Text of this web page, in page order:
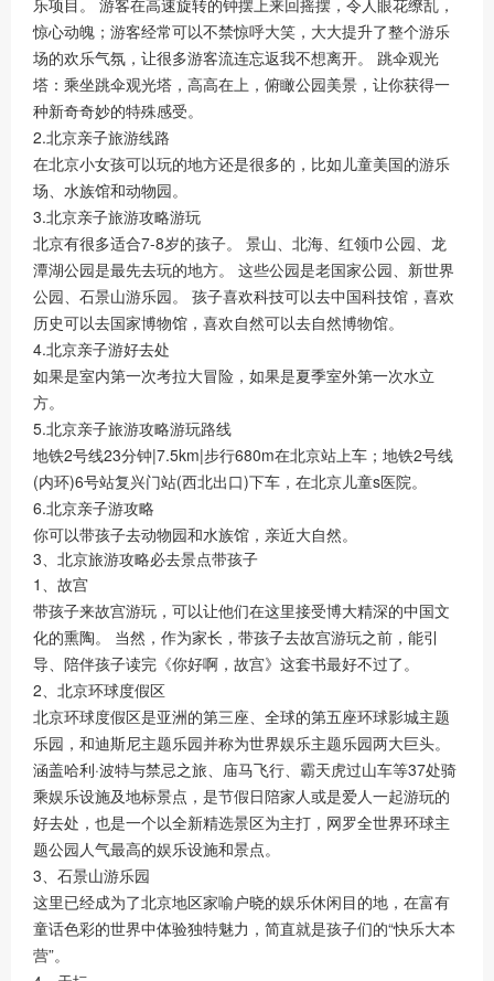
乐项目。 游客在高速旋转的钟摆上来回摇摆，令人眼花缭乱，
惊心动魄；游客经常可以不禁惊呼大笑，大大提升了整个游乐
场的欢乐气氛，让很多游客流连忘返我不想离开。 跳伞观光
塔：乘坐跳伞观光塔，高高在上，俯瞰公园美景，让你获得一
种新奇奇妙的特殊感受。
2.北京亲子旅游线路
在北京小女孩可以玩的地方还是很多的，比如儿童美国的游乐
场、水族馆和动物园。
3.北京亲子旅游攻略游玩
北京有很多适合7-8岁的孩子。 景山、北海、红领巾公园、龙
潭湖公园是最先去玩的地方。 这些公园是老国家公园、新世界
公园、石景山游乐园。 孩子喜欢科技可以去中国科技馆，喜欢
历史可以去国家博物馆，喜欢自然可以去自然博物馆。
4.北京亲子游好去处
如果是室内第一次考拉大冒险，如果是夏季室外第一次水立
方。
5.北京亲子旅游攻略游玩路线
地铁2号线23分钟|7.5km|步行680m在北京站上车；地铁2号线
(内环)6号站复兴门站(西北出口)下车，在北京儿童s医院。
6.北京亲子游攻略
你可以带孩子去动物园和水族馆，亲近大自然。
3、北京旅游攻略必去景点带孩子
1、故宫
带孩子来故宫游玩，可以让他们在这里接受博大精深的中国文
化的熏陶。 当然，作为家长，带孩子去故宫游玩之前，能引
导、陪伴孩子读完《你好啊，故宫》这套书最好不过了。
2、北京环球度假区
北京环球度假区是亚洲的第三座、全球的第五座环球影城主题
乐园，和迪斯尼主题乐园并称为世界娱乐主题乐园两大巨头。
涵盖哈利·波特与禁忌之旅、庙马飞行、霸天虎过山车等37处骑
乘娱乐设施及地标景点，是节假日陪家人或是爱人一起游玩的
好去处，也是一个以全新精选景区为主打，网罗全世界环球主
题公园人气最高的娱乐设施和景点。
3、石景山游乐园
这里已经成为了北京地区家喻户晓的娱乐休闲目的地，在富有
童话色彩的世界中体验独特魅力，简直就是孩子们的“快乐大本
营”。